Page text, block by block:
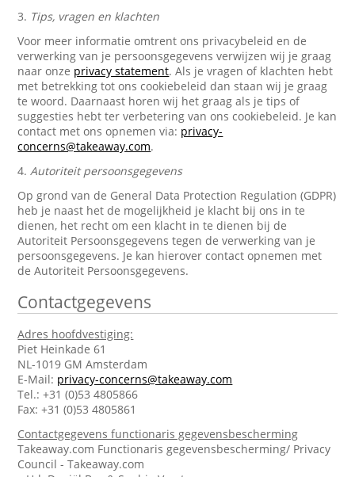
3. Tips, vragen en klachten
Voor meer informatie omtrent ons privacybeleid en de
verwerking van je persoonsgegevens verwijzen wij je graag
naar onze privacy statement. Als je vragen of klachten hebt
met betrekking tot ons cookiebeleid dan staan wij je graag
te woord. Daarnaast horen wij het graag als je tips of
suggesties hebt ter verbetering van ons cookiebeleid. Je kan
contact met ons opnemen via: privacy-
concerns@takeaway.com.
4.Autoriteit persoonsgegevens
Op grond van de General Data Protection Regulation (GDPR)
heb je naast het de mogelijkheid je klacht bij ons in te
dienen, het recht om een klacht in te dienen bij de
Autoriteit Persoonsgegevens tegen de verwerking van je
persoonsgegevens. Je kan hierover contact opnemen met
de Autoriteit Persoonsgegevens.
Contactgegevens
Adres hoofdvestiging:
Piet Heinkade 61
NL-1019 GM Amsterdam
E-Mail: privacy-concerns@takeaway.com
Tel.: +31 (0)53 4805866
Fax: +31 (0)53 4805861
Contactgegevens functionaris gegevensbescherming
Takeaway.com Functionaris gegevensbescherming/ Privacy
Council - Takeaway.com